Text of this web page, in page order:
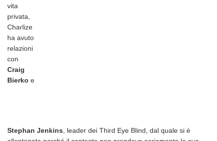
vita
privata,
Charlize
ha avuto
relazioni
con
Craig
Bierko e
Stephan Jenkins, leader dei Third Eye Blind, dal quale si è